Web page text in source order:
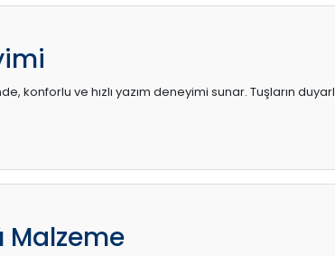
ve hızlı yazım deneyimi sunar. Tuşların
Malzeme